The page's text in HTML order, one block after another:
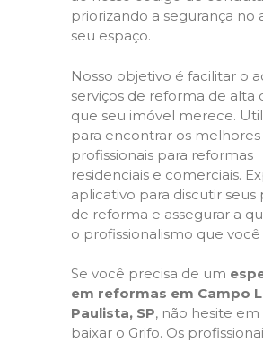
priorizando a segurança no
seu espaço.
Nosso objetivo é facilitar o
serviços de reforma de alta
que seu imóvel merece.
para encontrar os melhores
profissionais para reformas
residenciais e comerciais.
aplicativo para discutir seus
de reforma e assegurar a
o profissionalismo que
Se você precisa de um
em reformas em Campo
Paulista, SP, não hesite
baixar o Grifo. Os